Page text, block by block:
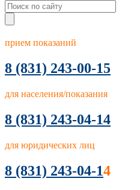
прием показаний
8 (831) 243-00-15
для населения/показания
8 (831) 243-04-14
для юридических лиц
8 (831) 243-04-14